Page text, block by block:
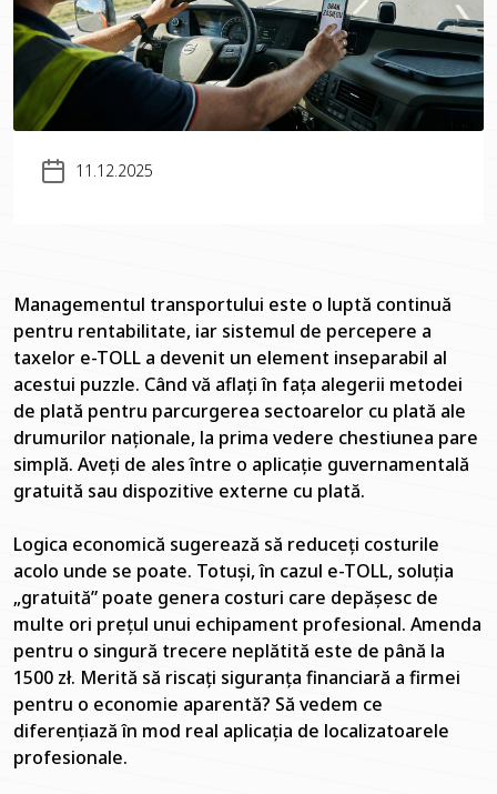
11.12.2025
Managementul transportului este o luptă continuă
pentru rentabilitate, iar sistemul de percepere a
taxelor e-TOLL a devenit un element inseparabil al
acestui puzzle. Când vă aflați în fața alegerii metodei
de plată pentru parcurgerea sectoarelor cu plată ale
drumurilor naționale, la prima vedere chestiunea pare
simplă. Aveți de ales între o aplicație guvernamentală
gratuită sau dispozitive externe cu plată.
Logica economică sugerează să reduceți costurile
acolo unde se poate. Totuși, în cazul e-TOLL, soluția
„gratuită” poate genera costuri care depășesc de
multe ori prețul unui echipament profesional. Amenda
pentru o singură trecere neplătită este de până la
1500 zł. Merită să riscați siguranța financiară a firmei
pentru o economie aparentă? Să vedem ce
diferențiază în mod real aplicația de localizatoarele
profesionale.